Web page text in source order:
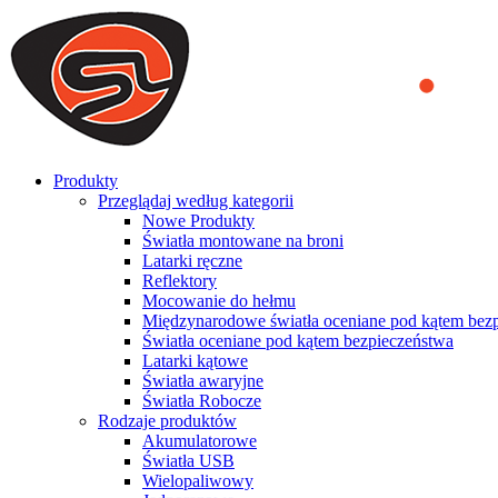
We use cookies to ensure that we provide you the best experience
you a better experience. To learn more or to find out how you can
ACCEPT AND CLOSE
Produkty
Przeglądaj według kategorii
Nowe Produkty
Światła montowane na broni
Latarki ręczne
Reflektory
Mocowanie do hełmu
Międzynarodowe światła oceniane pod kątem
Światła oceniane pod kątem bezpieczeństwa
Latarki kątowe
Światła awaryjne
Światła Robocze
Rodzaje produktów
Akumulatorowe
Światła USB
Wielopaliwowy